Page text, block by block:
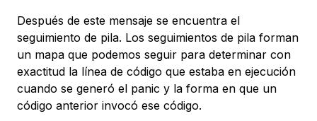
Después de este mensaje se encuentra el
seguimiento de pila. Los seguimientos de pila forman
un mapa que podemos seguir para determinar con
exactitud la línea de código que estaba en ejecución
cuando se generó el panic y la forma en que un
código anterior invocó ese código.